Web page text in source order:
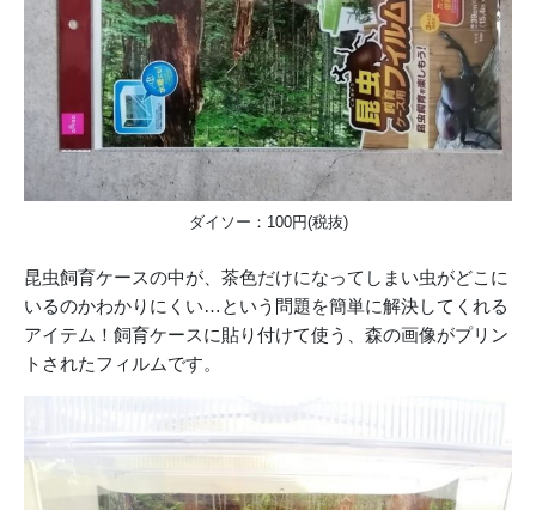
ダイソー：100円(税抜)
昆虫飼育ケースの中が、茶色だけになってしまい虫がどこに
いるのかわかりにくい…という問題を簡単に解決してくれる
アイテム！飼育ケースに貼り付けて使う、森の画像がプリン
トされたフィルムです。